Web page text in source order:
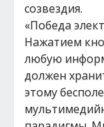
созвездия.
«Победа
Нажатием
любую
должен
этому